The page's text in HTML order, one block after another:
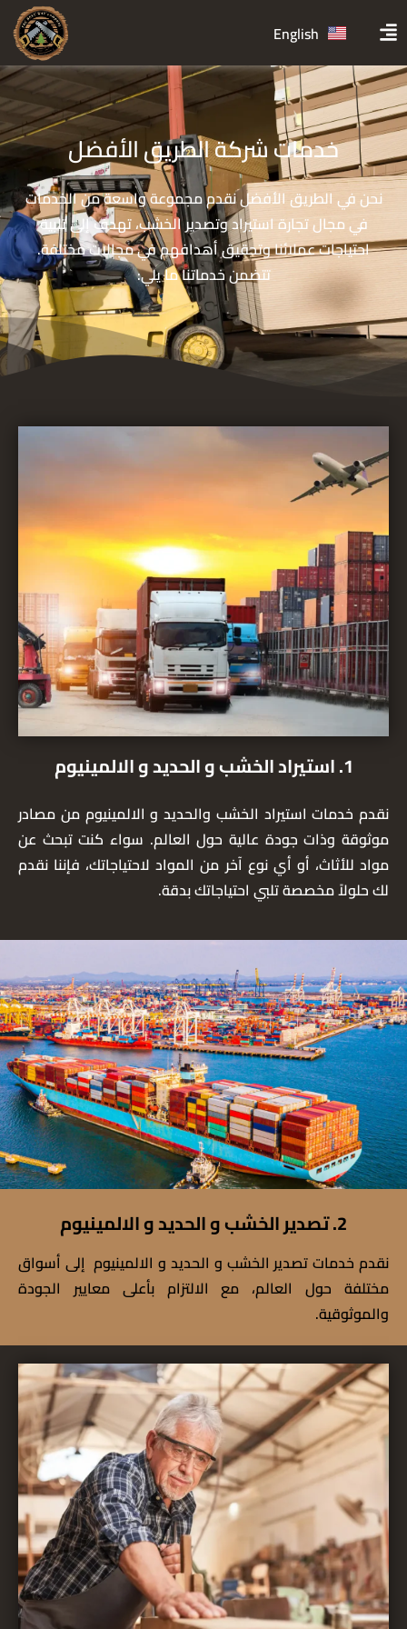
English
خدمات شركة الطريق الأفضل
نحن في الطريق الأفضل نقدم مجموعة واسعة من الخدمات
في مجال تجارة استيراد وتصدير الخشب، تهدف إلى تلبية
احتياجات عملائنا وتحقيق أهدافهم في مجالات مختلفة.
تتضمن خدماتنا ما يلي:
1. استيراد الخشب و الحديد و الالمينيوم
نقدم خدمات استيراد الخشب والحديد و الالمينيوم من مصادر
موثوقة وذات جودة عالية حول العالم. سواء كنت تبحث عن
مواد للأثاث، أو أي نوع آخر من المواد لاحتياجاتك، فإننا نقدم
لك حلولاً مخصصة تلبي احتياجاتك بدقة.
2. تصدير الخشب و الحديد و الالمينيوم
نقدم خدمات تصدير الخشب و الحديد و الالمينيوم إلى أسواق
مختلفة حول العالم، مع الالتزام بأعلى معايير الجودة
والموثوقية.